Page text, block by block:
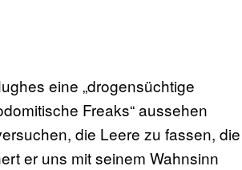
eine „drogensüchtige
Freaks“ aussehen
die Leere zu fassen, die
er uns mit seinem Wahnsinn